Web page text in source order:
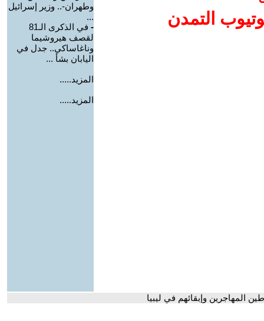
التمدن
وطهران-.. وزير إسرائيل
...
-
في الذكرى الـ81
لقصف هيروشيما
وناغاساكي.. جدل في
اليابان بشأ ...
المزيد.....
المزيد.....
المهاجرين وإبقائهم في ليبيا